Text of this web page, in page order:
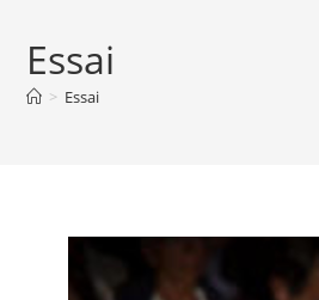
Essai
> Essai